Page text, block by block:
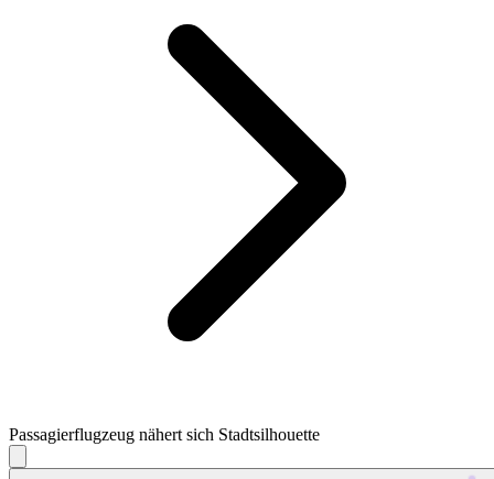
Passagierflugzeug nähert sich Stadtsilhouette